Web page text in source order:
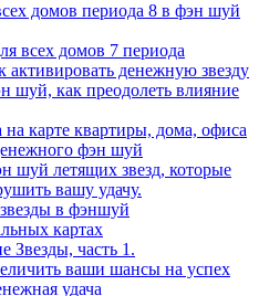
домов периода 8 в фэн шуй
всех домов 7 периода
денежную звезду
шуй, как преодолеть влияние
на карте квартиры, дома, офиса
фэн шуй
шуй летящих звезд, которые
вашу удачу.
в фэншуй
картах
часть 1.
ваши шансы на успех
удача